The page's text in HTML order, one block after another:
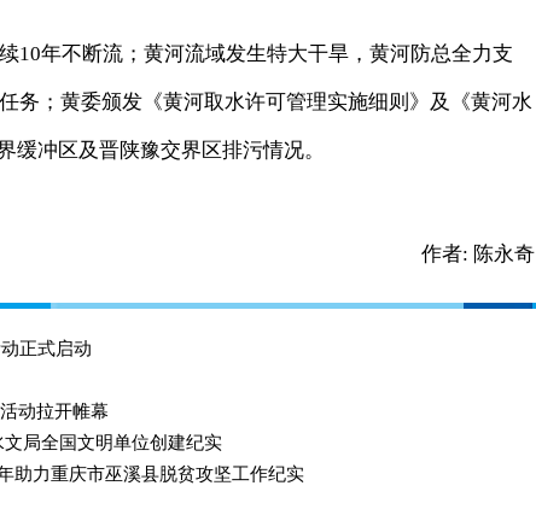
年不断流；黄河流域发生特大干旱，黄河防总全力支
务；黄委颁发《黄河取水许可管理实施细则》及《黄河水
冲区及晋陕豫交界区排污情况。
作者: 陈永奇
正式启动
动拉开帷幕
局全国文明单位创建纪实
力重庆市巫溪县脱贫攻坚工作纪实